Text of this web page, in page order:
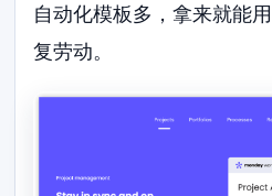
自动化模板多，拿来就能
复劳动。